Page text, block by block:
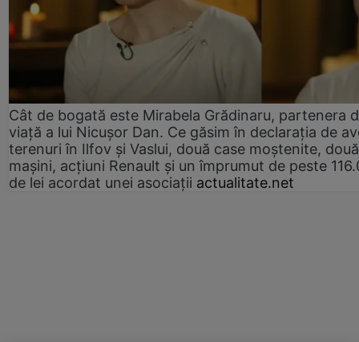
Cât de bogată este Mirabela Grădinaru, partenera
viață a lui Nicușor Dan. Ce găsim în declarația de
terenuri în Ilfov și Vaslui, două case moștenite, două
mașini, acțiuni Renault și un împrumut de peste
de lei acordat unei asociații actualitate.net